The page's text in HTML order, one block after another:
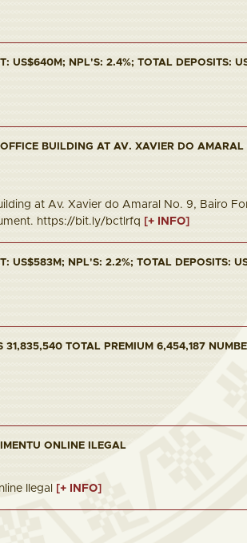
US$640M; NPL'S: 2.4%; TOTAL DEPOSITS:
BUILDING AT AV. XAVIER DO
at Av. Xavier do Amaral No. 9, Bairo
https://bit.ly/bctlrfq [+ INFO]
US$583M; NPL'S: 2.2%; TOTAL DEPOSITS:
31,835,540 TOTAL PREMIUM 6,454,187
ONLINE ILEGAL
Ilegal [+ INFO]